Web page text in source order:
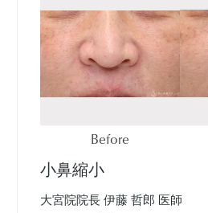
Before
小鼻縮小
大宮院院長 伊藤 哲郎 医師